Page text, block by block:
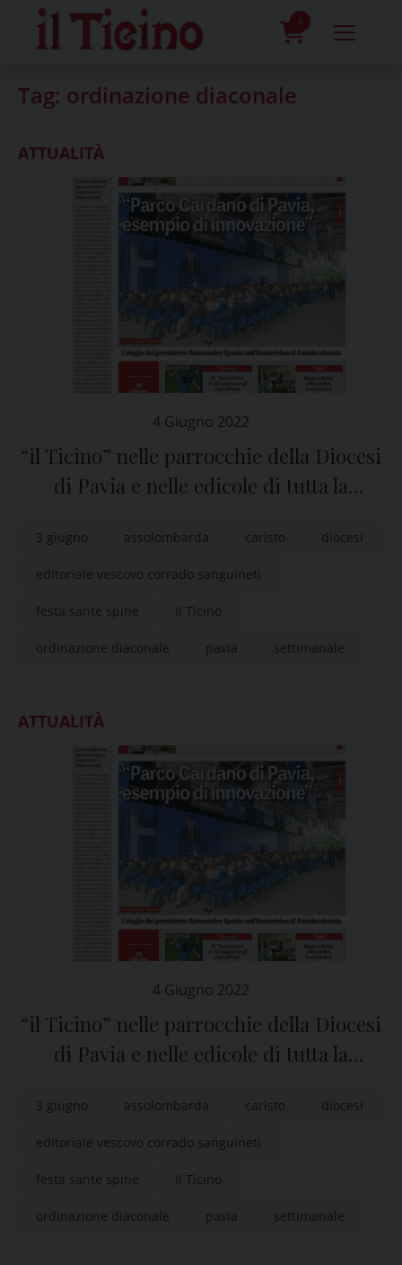
content
0
Tag: ordinazione diaconale
ATTUALITÀ
4 Giugno 2022
“il Ticino” nelle parrocchie della Diocesi
di Pavia e nelle edicole di tutta la
3 giugno assolombarda caristo diocesi
editoriale vescovo corrado sanguineti
festa sante spine Il Ticino
ordinazione diaconale pavia settimanale
ATTUALITÀ
4 Giugno 2022
“il Ticino” nelle parrocchie della Diocesi
di Pavia e nelle edicole di tutta la
3 giugno assolombarda caristo diocesi
editoriale vescovo corrado sanguineti
festa sante spine Il Ticino
ordinazione diaconale pavia settimanale